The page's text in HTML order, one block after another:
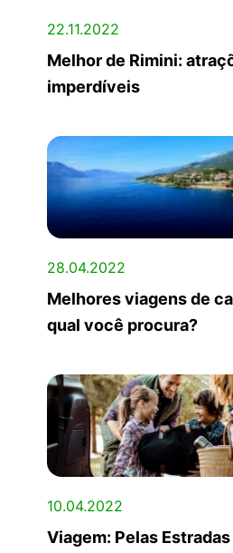
22.11.2022
Melhor de Rimini:
imperdíveis
28.04.2022
Melhores viagens de
qual você procura?
10.04.2022
Viagem: Pelas